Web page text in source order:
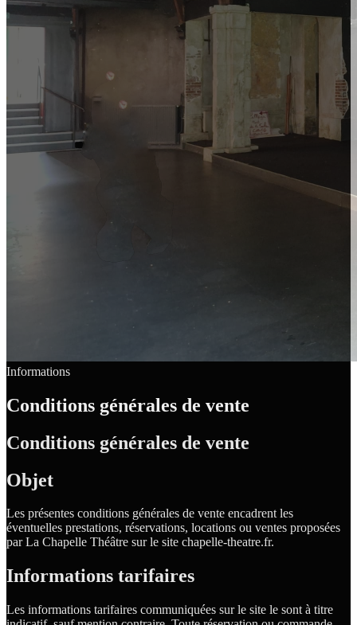
Informations
Conditions générales de vente
Conditions générales de vente
Objet
Les présentes conditions générales de vente encadrent les
éventuelles prestations, réservations, locations ou ventes proposées
par La Chapelle Théâtre sur le site chapelle-theatre.fr.
Informations tarifaires
Les informations tarifaires communiquées sur le site le sont à titre